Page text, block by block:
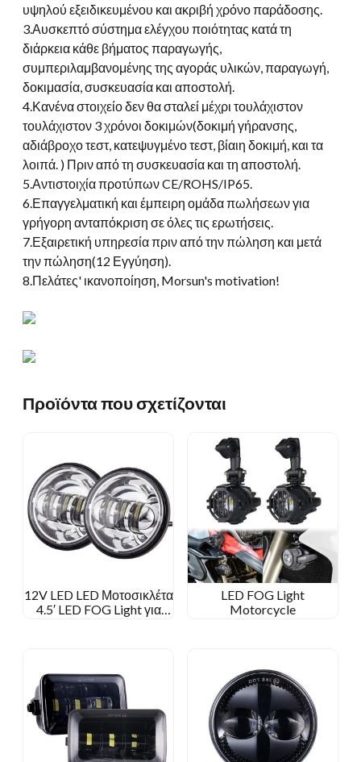
υψηλού εξειδικευμένου και ακριβή χρόνο παράδοσης.
3.Αυσκεπτό σύστημα ελέγχου ποιότητας κατά τη
διάρκεια κάθε βήματος παραγωγής,
συμπεριλαμβανομένης της αγοράς υλικών, παραγωγή,
δοκιμασία, συσκευασία και αποστολή.
4.Κανένα στοιχείο δεν θα σταλεί μέχρι τουλάχιστον
τουλάχιστον 3 χρόνοι δοκιμών(δοκιμή γήρανσης,
αδιάβροχο τεστ, κατεψυγμένο τεστ, βίαιη δοκιμή, και τα
λοιπά. ) Πριν από τη συσκευασία και τη αποστολή.
5.Αντιστοιχία προτύπων CE/ROHS/IP65.
6.Επαγγελματική και έμπειρη ομάδα πωλήσεων για
γρήγορη ανταπόκριση σε όλες τις ερωτήσεις.
7.Εξαιρετική υπηρεσία πριν από την πώληση και μετά
την πώληση(12 Εγγύηση).
8.Πελάτες' ικανοποίηση, Morsun's motivation!
Προϊόντα που σχετίζονται
12V LED LED Μοτοσικλέτα
4.5′ LED FOG Light για
LED FOG Light
Motorcycle